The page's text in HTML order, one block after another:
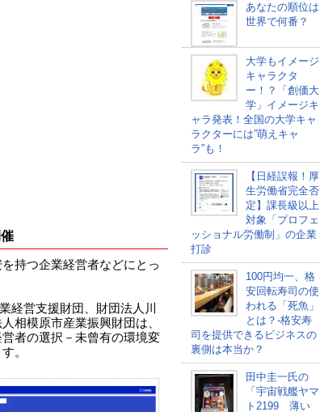
持つ企業経営者などにとっ
経営支援財団、財団法人川
相模原市産業振興財団は、
者の選択－未曾有の環境変
。
あなたの順位は
世界で何番？
大学もイメージ
キャラクタ
ー！？「創価大
学」イメージキ
ャラ発表！全国の大学キャ
ラクターには”萌えキャ
ラ”も！
【日経誤報！厚
生労働省完全否
定】課長級以上
対象「プロフェ
ッショナル労働制」の企業
打診
100円均一、格
安回転寿司の使
われる「死魚」
とは？-格安寿
司を提供できるビジネスの
裏側は本当か？
田中圭一氏の
「宇宙戦艦ヤマ
ト2199 薄い